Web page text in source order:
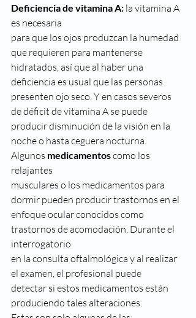
Deficiencia de vitamina A: la vitamina A
es necesaria
para que los ojos produzcan la humedad
que requieren para mantenerse
hidratados, así que al haber una
deficiencia es usual que las personas
presenten ojo seco. Y en casos severos
de déficit de vitamina A se puede
producir disminución de la visión en la
noche o hasta ceguera nocturna.
Algunos medicamentos como los
relajantes
musculares o los medicamentos para
dormir pueden producir trastornos en el
enfoque ocular conocidos como
trastornos de acomodación. Durante el
interrogatorio
en la consulta oftalmológica y al realizar
el examen, el profesional puede
detectar si estos medicamentos están
produciendo tales alteraciones.